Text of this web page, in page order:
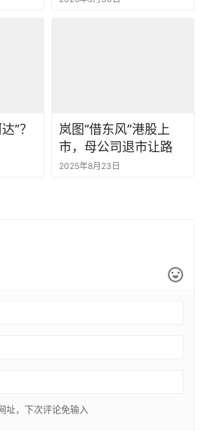
”？
岚图“借东风”港股上
市，母公司退市让路
2025年8月23日
址，下次评论免输入